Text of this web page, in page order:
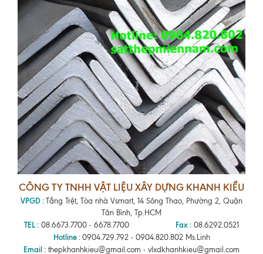
CÔNG TY TNHH VẬT LIỆU XÂY DỰNG KHANH KIỀU
VPGD : Tầng Trệt, Tòa nhà Vsmart, 14 Sông Thao, Phường 2, Quận
Tân Bình, Tp.HCM
TEL : 08.6673.7700 - 6678.7700 Fax : 08.6292.0521
Hotline : 0904.729.792 - 0904.820.802 Ms.Linh
Email : thepkhanhkieu@gmail.com - vlxdkhanhkieu@gmail.com